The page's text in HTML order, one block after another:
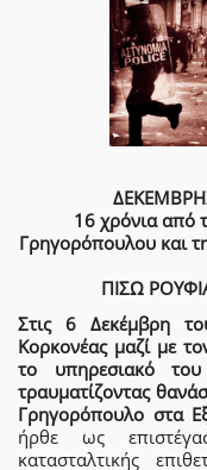
16 χρόνια από
Γρηγορόπουλου και
ΠΙΣΩ
Στις 6 Δεκέμβρη
Κορκονέας μαζί με
το υπηρεσιακό
τραυματίζοντας
Γρηγορόπουλο στα
ήρθε ως
κατασταλτικής